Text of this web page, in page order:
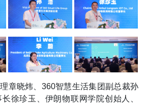
章晓炜、360智慧生活集团副总裁孙
徐珍玉、伊朗物联网学院创始人、